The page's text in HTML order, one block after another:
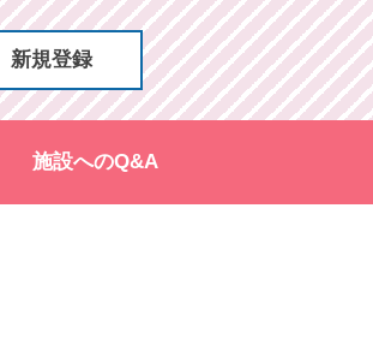
新規登録
施設へのQ&A